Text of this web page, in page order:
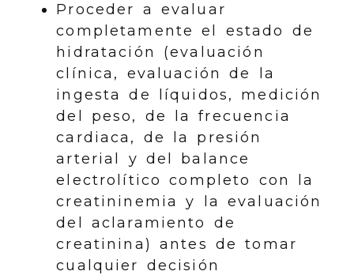
Proceder a evaluar
completamente el estado de
hidratación (evaluación
clínica, evaluación de la
ingesta de líquidos, medición
del peso, de la frecuencia
cardiaca, de la presión
arterial y del balance
electrolítico completo con la
creatininemia y la evaluación
del aclaramiento de
creatinina) antes de tomar
cualquier decisión